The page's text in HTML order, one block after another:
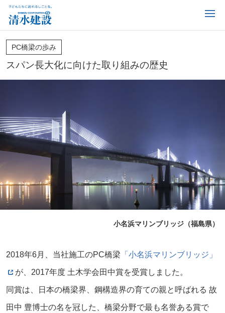
PC橋梁の歩み
スパン長大化に向けた取り組みの歴史
小名浜マリンブリッジ（福島県）
2018年6月、当社施工のPC橋梁 「小名浜マリンブリッジ」
が、2017年度 土木学会田中賞を受賞しました。
同賞は、日本の橋梁界、鋼構造界の育ての親と呼ばれる 故
田中 豊博士の名を冠した、橋梁分野で最も名誉ある賞で